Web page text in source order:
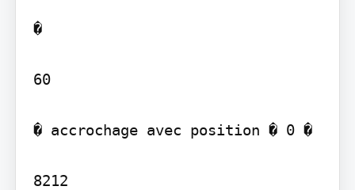
�
60
� accrochage avec position � 0 �
8212